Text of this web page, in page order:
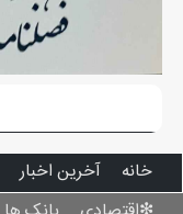
خانه آخرین اخبار